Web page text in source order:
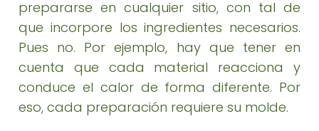
prepararse en cualquier sitio, con tal de
que incorpore los ingredientes necesarios.
Pues no. Por ejemplo, hay que tener en
cuenta que cada material reacciona y
conduce el calor de forma diferente. Por
eso, cada preparación requiere su molde.